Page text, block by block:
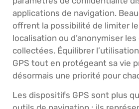
applications de navigation.
offrent la possibilité de limiter
localisation ou d’anonymiser
collectées. Équilibrer
GPS tout en protégeant sa vie
désormais une priorité pour
Les dispositifs GPS sont plus